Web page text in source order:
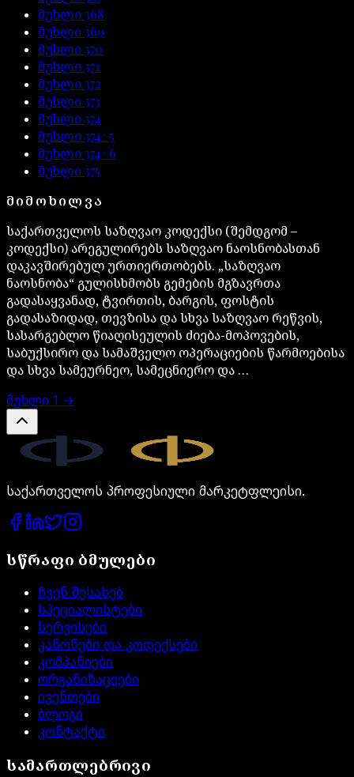
მუხლი368
მუხლი369
მუხლი370
მუხლი371
მუხლი372
მუხლი373
მუხლი374
მუხლი374^5
მუხლი374^6
მუხლი375
ᲛᲘᲛᲝᲮᲘᲚᲕᲐ
საქართველოს საზღვაო კოდექსი (შემდგომ –
კოდექსი) არეგულირებს საზღვაო ნაოსნობასთან
დაკავშირებულ ურთიერთობებს. „საზღვაო
ნაოსნობა“ გულისხმობს გემების მგზავრთა
გადასაყვანად, ტვირთის, ბარგის, ფოსტის
გადასაზიდად, თევზისა და სხვა საზღვაო რეწვის,
სასარგებლო წიაღისეულის ძიება-მოპოვების,
საბუქსირო და სამაშველო ოპერაციების წარმოებისა
და სხვა სამეურნეო, სამეცნიერო და …
მუხლი 1 →
საქართველოს პროფესიული მარკეტფლეისი.
სწრაფი ბმულები
ჩვენ შესახებ
სპეციალისტები
სერვისები
კანონები და კოდექსები
კომპანიები
ორგანიზაციები
ივენთები
ბლოგი
კონტაქტი
სამართლებრივი